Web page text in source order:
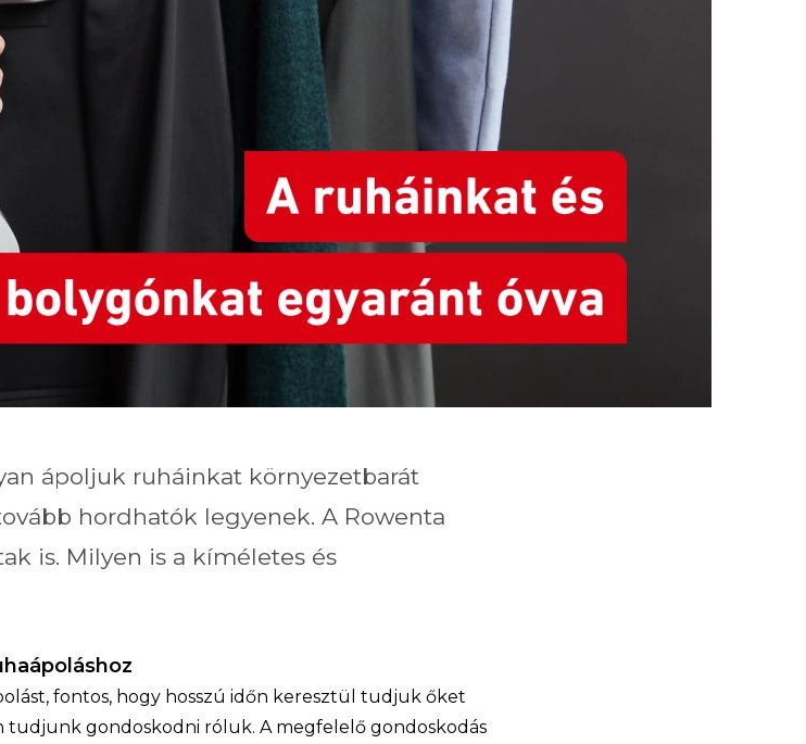
ápoljuk ruháinkat környezetbarát
hordhatók legyenek. A Rowenta
is. Milyen is a kíméletes és
fontos, hogy hosszú időn keresztül tudjuk őket
tudjunk gondoskodni róluk. A megfelelő gondoskodás